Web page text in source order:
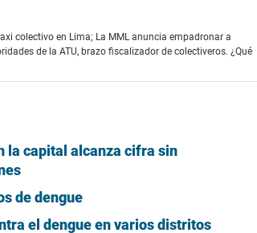
colectivo en Lima; La MML anuncia empadronar a
de la ATU, brazo fiscalizador de colectiveros. ¿Qué
la capital alcanza cifra sin
de dengue
el dengue en varios distritos